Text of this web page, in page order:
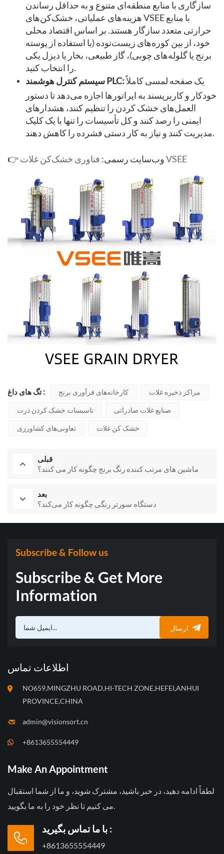
سازگاری با منابع منطقه‌ای متنوع و به حداقل رساندن
هزینه‌های عملیاتی، خشک‌کن‌های VSEE با منابع
حرارتی متعدد سازگار هستند. بر اساس اقتصاد محلی
خود، از بین کوره‌های زیست‌توده (با استفاده از پوسته
برنج یا گلوله‌های چوبی)، گاز طبیعی، بخار یا دیزل یکی
سیستم کنترل هوشمند PLC:یک صفحه لمسی کاملاً
خودکار و کاربرپسند به اپراتورها اجازه می‌دهد تا دستور
العمل‌های خشک کردن را تنظیم کنند، هشدارهای
ایمنی را رصد کنند و کل تأسیسات را تنها با یک کلیک
👉 وب‌سایت رسمی:فناوری خشک‌کن غلات VSEE
تگ های داغ : کارخانه‌های فرآوری برنج مراکز ذخیره غلات
تاسیسات خشک کردن ذرت صنایع غلات صادراتی
تعاونی‌های کشاورزی خشک کن غلات
قبلی
ماشین های مرتب کننده رنگ برنج چگونه کار می کنند؟
بعد
دستگاه سورتر رنگی چگونه کار می‌کند؟
Subscribe & Follow us
Subscribe & Get More
Information
ارسال
اطلاعات تماس
NO659,MINGZHU ROAD,HI-TECH ZONE,HEFEI,ANHUI
PROVINCE,CHINA
admin@visionsort.cn
+8613655554449
Make An Appointment
لطفاً ادامه دهید، در خبر باشید، مشترک شوید، و ما از شما استقبال
می کنیم تا نظر خود را به ما بگویید.
با ما تماس بگیرید :
+8613655554449